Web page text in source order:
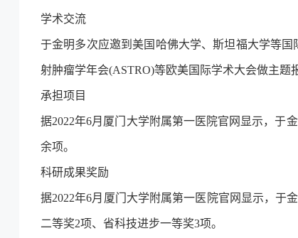
学术交流
于金明多次应邀到美国哈佛大学、斯坦福大学等
射肿瘤学年会(ASTRO)等欧美国际学术大会做主题
承担项目
据2022年6月厦门大学附属第一医院官网显示，于
余项。
科研成果奖励
据2022年6月厦门大学附属第一医院官网显示，于
二等奖2项、省科技进步一等奖3项。